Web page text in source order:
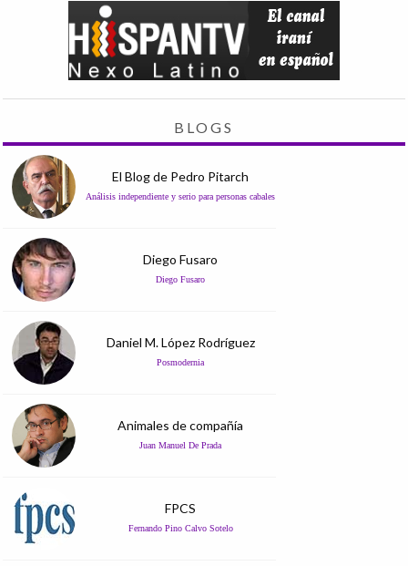
BLOGS
El Blog de Pedro Pitarch
Análisis independiente y serio para personas cabales
Diego Fusaro
Diego Fusaro
Daniel M. López Rodríguez
Posmodernia
Animales de compañía
Juan Manuel De Prada
FPCS
Fernando Pino Calvo Sotelo